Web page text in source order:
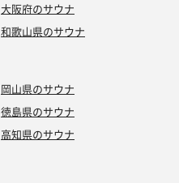
大阪府のサウナ
和歌山県のサウナ
岡山県のサウナ
徳島県のサウナ
高知県のサウナ